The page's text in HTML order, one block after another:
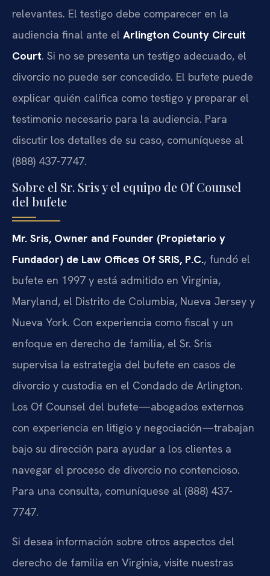
relevantes. El testigo debe comparecer en la
audiencia final ante el Arlington County Circuit
Court. Si no se presenta un testigo adecuado, el
divorcio no puede ser concedido. El bufete puede
explicar quién califica como testigo y preparar el
testimonio necesario para la audiencia. Para
discutir los detalles de su caso, comuníquese al
(888) 437-7747.
Sobre el Sr. Sris y el equipo de Of Counsel
del bufete
Mr. Sris, Owner and Founder (Propietario y
Fundador) de Law Offices Of SRIS, P.C., fundó el
bufete en 1997 y está admitido en Virginia,
Maryland, el Distrito de Columbia, Nueva Jersey y
Nueva York. Con experiencia como fiscal y un
enfoque en derecho de familia, el Sr. Sris
supervisa la estrategia del bufete en casos de
divorcio y custodia en el Condado de Arlington.
Los Of Counsel del bufete—abogados externos
con experiencia en litigio y negociación—trabajan
bajo su dirección para ayudar a los clientes a
navegar el proceso de divorcio no contencioso.
Para una consulta, comuníquese al (888) 437-
7747.
Si desea información sobre otros aspectos del
derecho de familia en Virginia, visite nuestras